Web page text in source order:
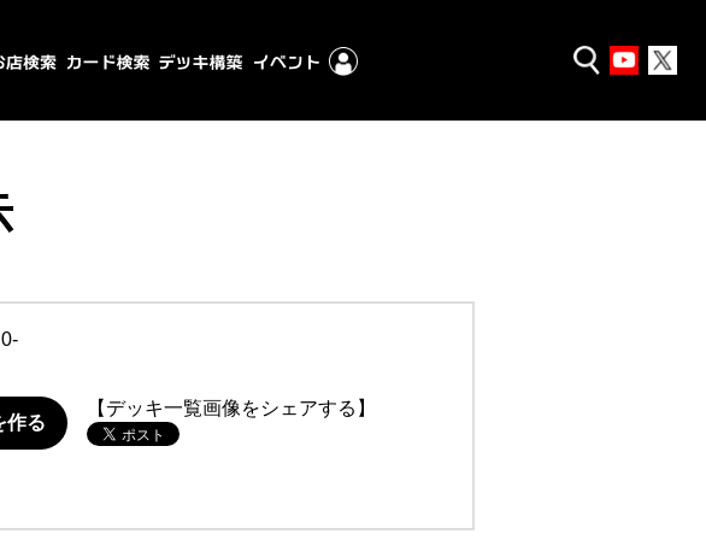
作る
【デッキ一覧画像をシェアする】